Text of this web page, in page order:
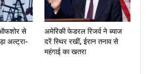
से
अल्ट्रा-
अमेरिकी फेडरल रिजर्व ने ब्याज
दरें स्थिर रखीं, ईरान तनाव से
महंगाई का खतरा